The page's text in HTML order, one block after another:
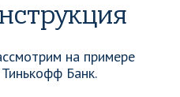
на примере
Банк.